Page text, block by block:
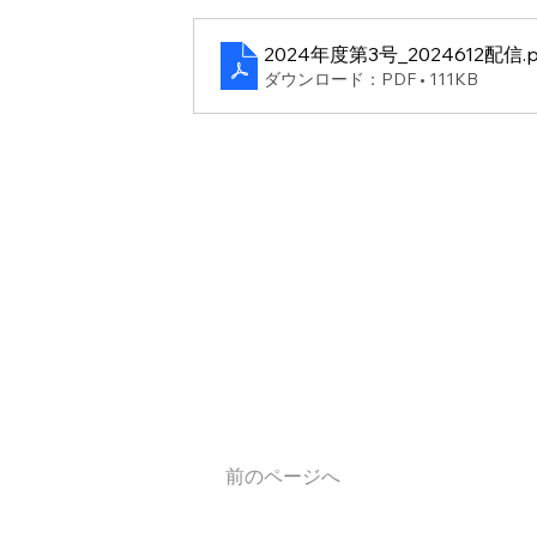
前のページへ
2024年度第3号_2024612配信
ダウンロード：PDF • 111KB